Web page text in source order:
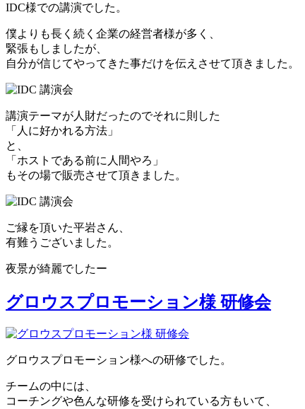
IDC様での講演でした。
僕よりも長く続く企業の経営者様が多く、
緊張もしましたが、
自分が信じてやってきた事だけを伝えさせて頂きました。
講演テーマが人財だったのでそれに則した
「人に好かれる方法」
と、
「ホストである前に人間やろ」
もその場で販売させて頂きました。
ご縁を頂いた平岩さん、
有難うございました。
夜景が綺麗でしたー
グロウスプロモーション様 研修会
グロウスプロモーション様への研修でした。
チームの中には、
コーチングや色んな研修を受けられている方もいて、